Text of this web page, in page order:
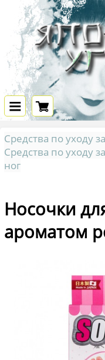
Средства по уходу
Средства по уходу
ног
Носочки
ароматом